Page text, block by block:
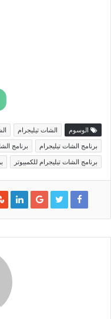
الوسوم الشات تيليجرام
برنامج الشات تيليجرام
برنامج
برنامج الشات تيليجرام للكمبيوتر